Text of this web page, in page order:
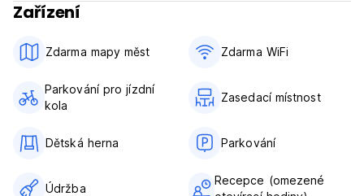
Breakfast not included
Zařízení
Zdarma mapy měst Zdarma WiFi
Parkování pro jízdní
kola
Zasedací místnost
Dětská herna Parkování
Údržba
Recepce (omezené